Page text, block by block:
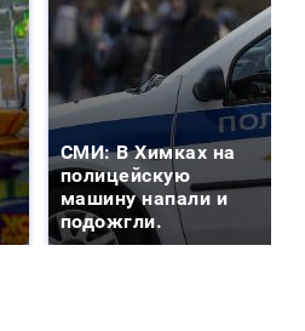
СМИ: В Химках на
полицейскую
машину напали и
подожгли.